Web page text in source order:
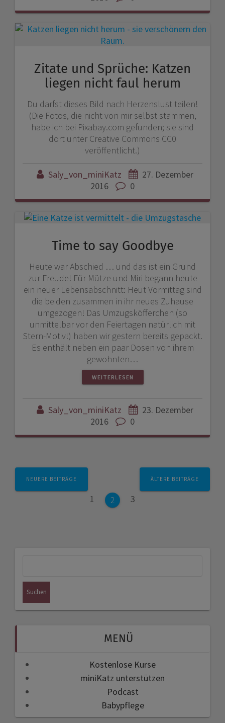
Zitate und Sprüche: Katzen
liegen nicht faul herum
Du darfst dieses Bild nach Herzenslust teilen!
(Die Fotos, die nicht von mir selbst stammen,
habe ich bei Pixabay.com gefunden; sie sind
dort unter Creative Commons CC0
veröffentlicht.)
Saly_von_miniKatz
27. Dezember
2016
0
Time to say Goodbye
Heute war Abschied … und das ist ein Grund
zur Freude! Für Mütze und Miri begann heute
ein neuer Lebensabschnitt: Heut Vormittag sind
die beiden zusammen in ihr neues Zuhause
umgezogen! Das Umzugsköfferchen (so
unmittelbar vor den Feiertagen natürlich mit
Stern-Motiv!) haben wir gestern bereits gepackt.
Es enthält neben ein paar Dosen von ihrem
gewohnten…
WEITERLESEN
Saly_von_miniKatz
23. Dezember
2016
0
Beitrags-
Navigation
NEUERE BEITRÄGE
Seite
1 Seite
2 Seite
3
ÄLTERE BEITRÄGE
MENÜ
Kostenlose Kurse
miniKatz unterstützen
Podcast
Babypflege